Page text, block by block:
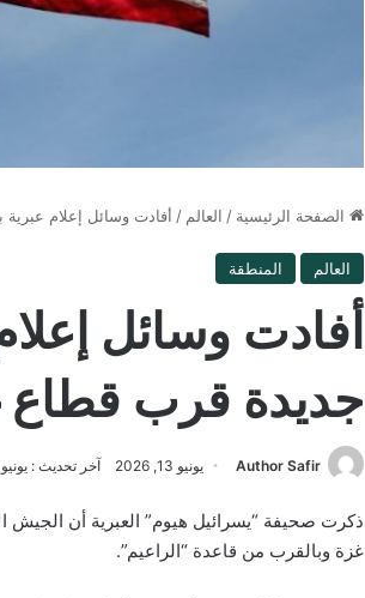
الصفحة الرئيسية / العالم / أفادت وسائل إعلام
العالم المنطقة
أفادت وسائل
جديدة قرب قطاع
Author Safir يونيو 13, 2026 آخر تحديث : يونيو 13, 2026
ذكرت صحيفة “يسرائيل هيوم” العبرية أن الجيش
غزة وبالقرب من قاعدة “الراعيم”.